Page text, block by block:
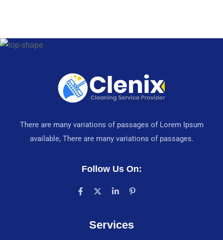
There are many variations of passages of Lorem Ipsum
available, There are many variations of passages.
Follow Us On:
Services